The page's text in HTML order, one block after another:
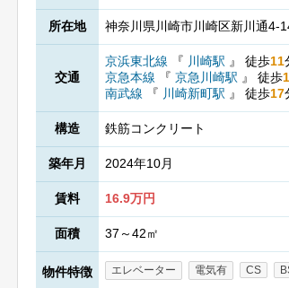
所在地 神奈川県川崎市川崎区新川通4-
交通
京浜東北線 『 川崎駅 』 徒歩11
京急本線
『 京急川崎駅 』 徒歩
南武線
『 川崎新町駅 』 徒歩17
構造 鉄筋コンクリート
築年月 2024年10月
賃料 16.9万円
面積 37～42㎡
物件特徴 エレベーター 電気有 CS